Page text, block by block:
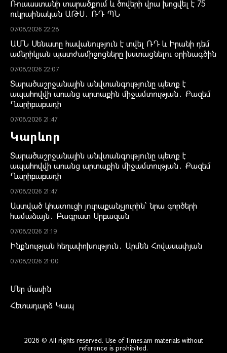
Ռուսաստանի տարածքում և ծովերի վրա խոցվել է 75
ուկրաինական ԱԹՍ․ ՌԴ ՊՆ
07/08/2026 22:28
ԱՄՆ Սենատը հավանություն է տվել ՌԴ և Իրանի դեմ
ամերիկյան պատժամիջոցները խստացնելու օրինագծին
07/08/2026 22:07
Տարածաշրջանային անվտանգությունը պետք է
ապահովվի առանց արտաքին միջամտության․ Քազեմ
Ղարիբաբադի
07/08/2026 21:47
Կարևոր
Տարածաշրջանային անվտանգությունը պետք է
ապահովվի առանց արտաքին միջամտության․ Քազեմ
Ղարիբաբադի
07/08/2026 21:47
Աստված կհատուցի յուրաքանչյուրին՝ նրա գործերի
համաձայն․ Բագրատ Սրբազան
07/08/2026 21:19
Ինքնության հեղափոխություն․ Արմեն Հովասափյան
07/08/2026 21:00
Մեր մասին
Հետադարձ Կապ
2026 © All rights reserved. Use of Times.am materials without
reference is prohibited.